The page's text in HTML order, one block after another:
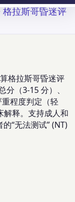
格拉斯哥昏迷评
格拉斯哥昏迷评
分（3-15 分）、
程度判定（轻
解释。支持成人和
“无法测试” (NT)